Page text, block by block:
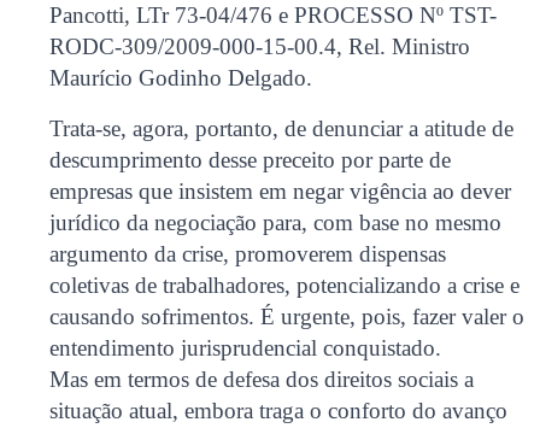
Pancotti, LTr 73-04/476 e PROCESSO Nº TST-
RODC-309/2009-000-15-00.4, Rel. Ministro
Maurício Godinho Delgado.
Trata-se, agora, portanto, de denunciar a atitude de
descumprimento desse preceito por parte de
empresas que insistem em negar vigência ao dever
jurídico da negociação para, com base no mesmo
argumento da crise, promoverem dispensas
coletivas de trabalhadores, potencializando a crise e
causando sofrimentos. É urgente, pois, fazer valer o
entendimento jurisprudencial conquistado.
Mas em termos de defesa dos direitos sociais a
situação atual, embora traga o conforto do avanço